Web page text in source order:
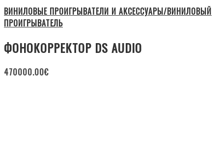
ВИНИЛОВЫЕ ПРОИГРЫВАТЕЛИ И АКСЕССУАРЫ/ВИНИЛОВЫЙ
ПРОИГРЫВАТЕЛЬ
ФОНОКОРРЕКТОР DS AUDIO
470000.00€